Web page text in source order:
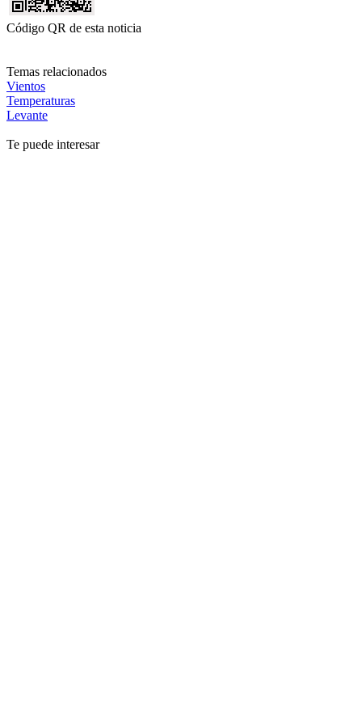
Código QR de esta noticia
Temas relacionados
Vientos
Temperaturas
Levante
Te puede interesar